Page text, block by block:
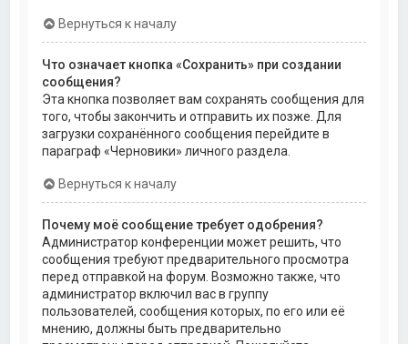
Вернуться к началу
Что означает кнопка «Сохранить» при создании
сообщения?
Эта кнопка позволяет вам сохранять сообщения для
того, чтобы закончить и отправить их позже. Для
загрузки сохранённого сообщения перейдите в
параграф «Черновики» личного раздела.
Вернуться к началу
Почему моё сообщение требует одобрения?
Администратор конференции может решить, что
сообщения требуют предварительного просмотра
перед отправкой на форум. Возможно также, что
администратор включил вас в группу
пользователей, сообщения которых, по его или её
мнению, должны быть предварительно